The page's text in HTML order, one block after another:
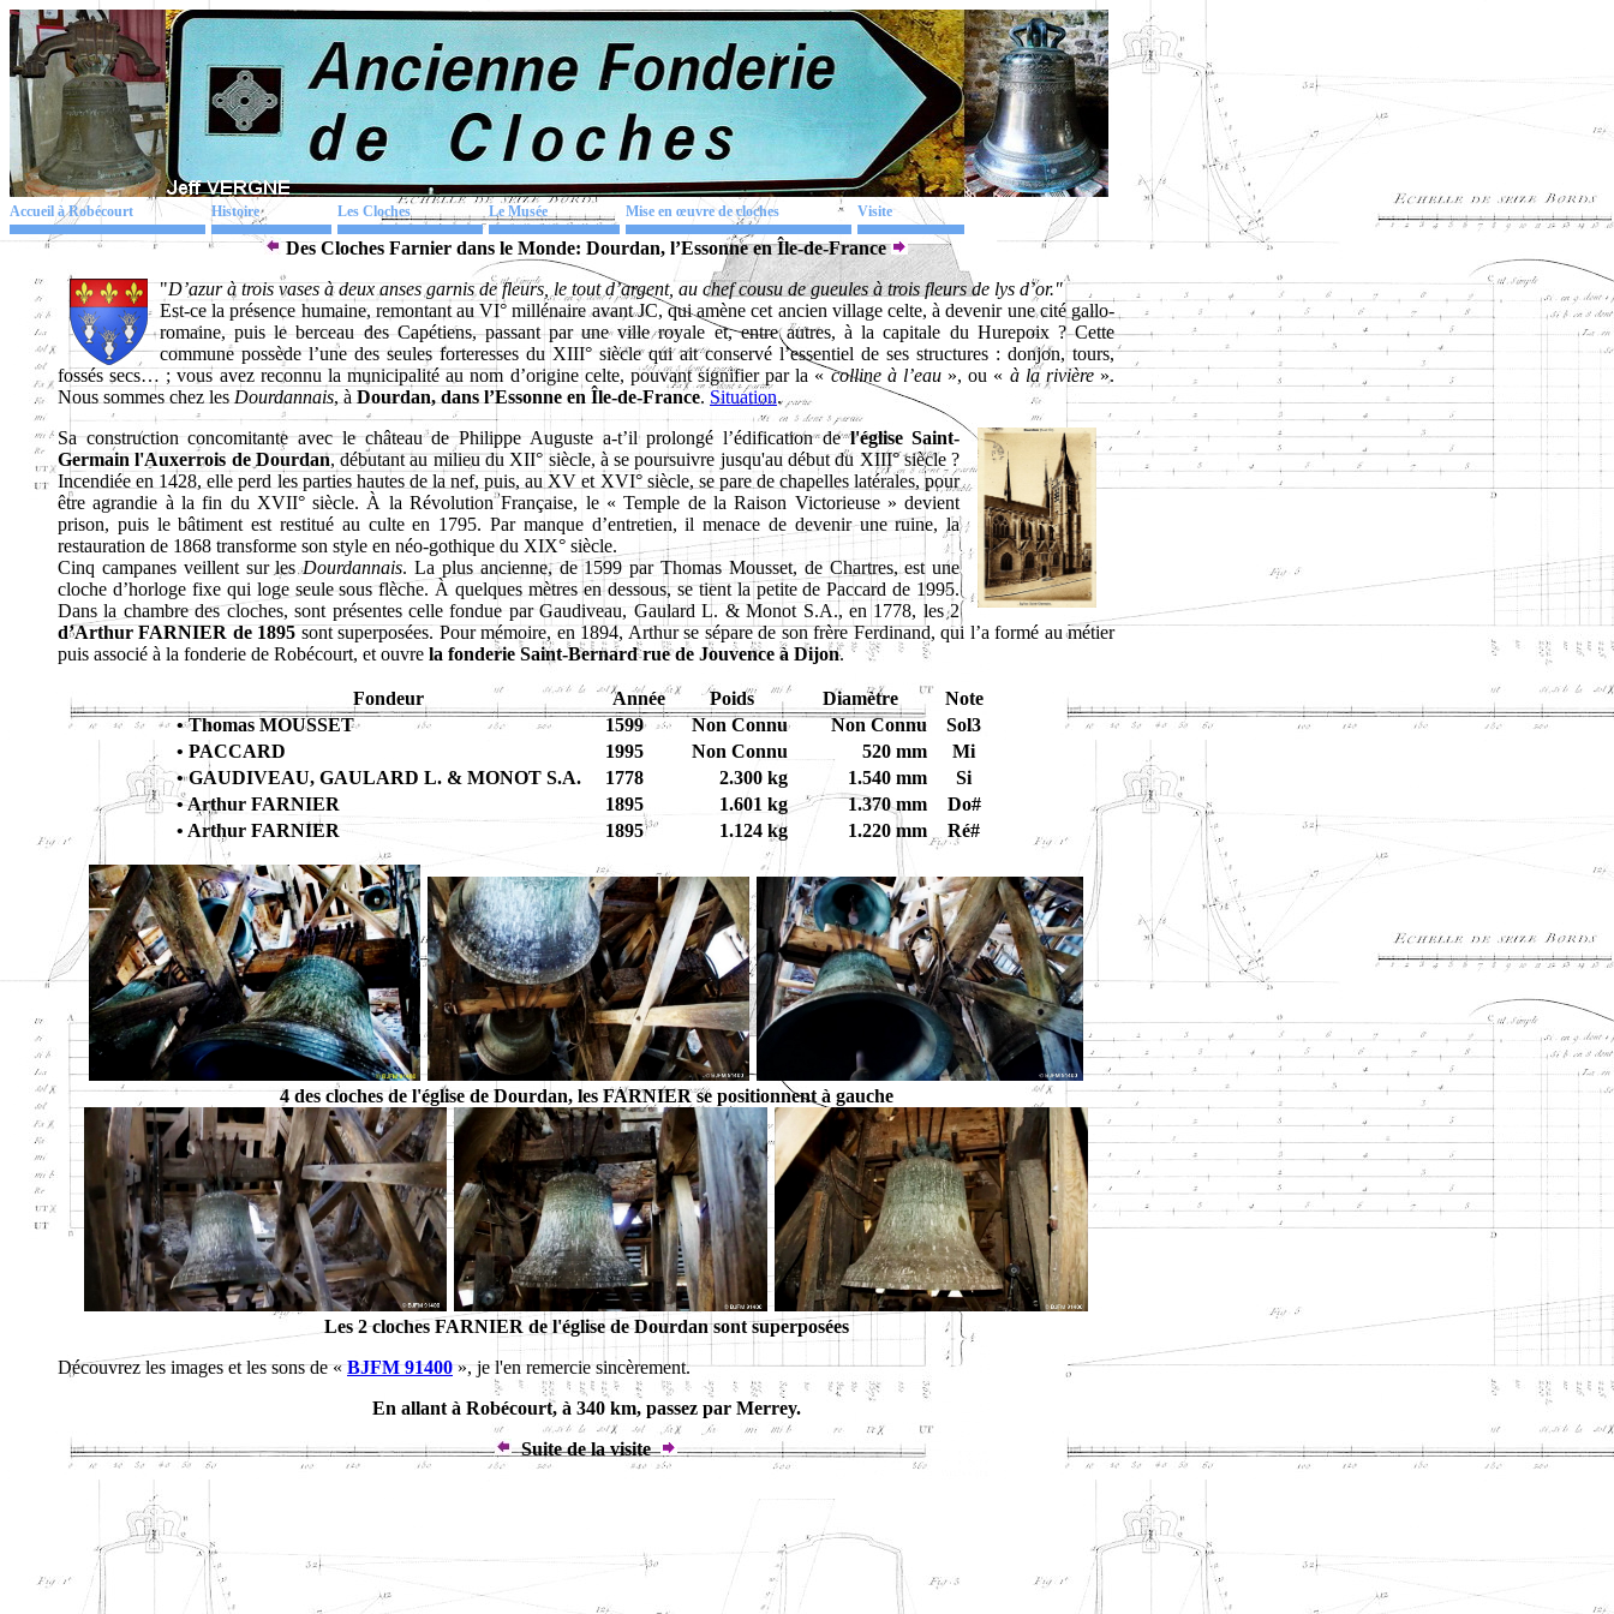
Accueil à Robécourt Histoire Les Cloches Le Musée Mise en œuvre de cloches Visite
Des Cloches Farnier dans le Monde: Dourdan, l’Essonne en Île-de-France
"D’azur à trois vases à deux anses garnis de fleurs, le tout d’argent, au chef cousu de gueules à trois fleurs de lys d’or."
Est-ce la présence humaine, remontant au VI° millénaire avant JC, qui amène cet ancien village celte, à devenir une cité gallo-
romaine, puis le berceau des Capétiens, passant par une ville royale et, entre autres, à la capitale du Hurepoix ? Cette
commune possède l’une des seules forteresses du XIII° siècle qui ait conservé l’essentiel de ses structures : donjon, tours,
fossés secs… ; vous avez reconnu la municipalité au nom d’origine celte, pouvant signifier par la «colline à l’eau», ou « à la rivière».
Nous sommes chez les Dourdannais, à Dourdan, dans l’Essonne en Île-de-France. Situation.
Sa construction concomitante avec le château de Philippe Auguste a-t’il prolongé l’édification del'église Saint-
Germain l'Auxerrois de Dourdan, débutant au milieu du XII° siècle, à se poursuivre jusqu'au début du XIII° siècle ?
Incendiée en 1428, elle perd les parties hautes de la nef, puis, au XV et XVI° siècle, se pare de chapelles latérales, pour
être agrandie à la fin du XVII° siècle. À la Révolution Française, le « Temple de la Raison Victorieuse » devient
prison, puis le bâtiment est restitué au culte en 1795. Par manque d’entretien, il menace de devenir une ruine, la
restauration de 1868 transforme son style en néo-gothique du XIX° siècle.
Cinq campanes veillent sur lesDourdannais. La plus ancienne, de 1599 par Thomas Mousset, de Chartres, est une
cloche d’horloge fixe qui loge seule sous flèche. À quelques mètres en dessous, se tient la petite de Paccard de 1995.
Dans la chambre des cloches, sont présentes celle fondue par Gaudiveau, Gaulard L. & Monot S.A., en 1778, les 2
d’Arthur FARNIER de 1895sont superposées. Pour mémoire, en 1894, Arthur se sépare de son frère Ferdinand, qui l’a formé au métier
puis associé à la fonderie de Robécourt, et ouvre la fonderie Saint-Bernard rue de Jouvence à Dijon.
Fondeur Année Poids Diamètre
Note
• Thomas MOUSSET
1599 Non Connu Non Connu
Sol3
• PACCARD
1995 Non Connu 520 mm
Mi
• GAUDIVEAU, GAULARD L. & MONOT S.A.
1778 2.300 kg 1.540 mm
Si
• Arthur FARNIER
1895 1.601 kg 1.370 mm
Do#
• Arthur FARNIER
1895 1.124 kg 1.220 mm Ré#
4 des cloches de l'église de Dourdan, les FARNIER se positionnent à gauche
Les 2 cloches FARNIER de l'église de Dourdan sont superposées
Découvrez les images et les sons de «BJFM 91400», je l'en remercie sincèrement.
En allant à Robécourt, à 340 km, passez par Merrey.
Suite de la visite